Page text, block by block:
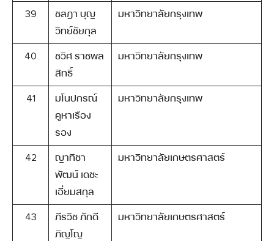
39
ชลฎา บุญ
วิทย์ชัยกุล
มหาวิทยาลัยกรุงเทพ
40
ชวิศ ราชพล
สิทธิ์
มหาวิทยาลัยกรุงเทพ
41
มโนปกรณ์
คูหาเรือง
รอง
มหาวิทยาลัยกรุงเทพ
42
ญาทิชา
พัฒน์ เดชะ
เอี่ยมสกุล
มหาวิทยาลัยเกษตรศาสตร์
43
ภีรวิช ภักดี
ภิญโญ
มหาวิทยาลัยเกษตรศาสตร์